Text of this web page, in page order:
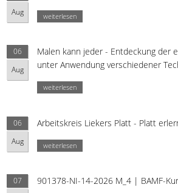
Aug
weiterlesen
06
Aug
Malen kann jeder - Entdeckung der
unter Anwendung verschiedener
weiterlesen
06
Aug
Arbeitskreis Liekers Platt - Platt
weiterlesen
07
901378-NI-14-2026 M_4 | BAMF-